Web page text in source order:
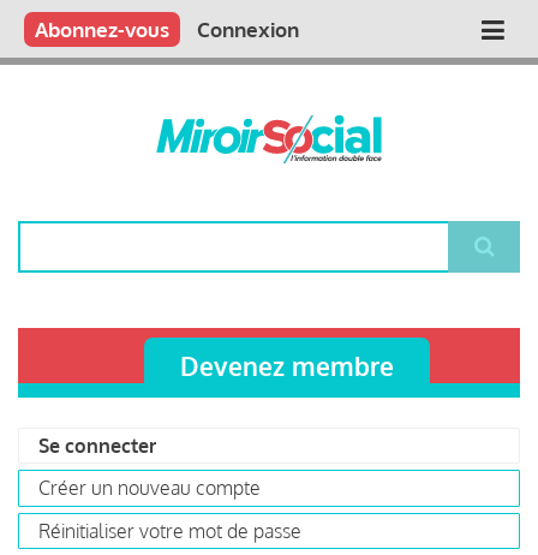
Aller
contenu
Main
Qui sommes nous ?
Vous publiez
Nous publions
Contactez-nous
Abonnez-vous Connexion
Devenez membre
Primary
tabs
Se connecter
actif)
Créer un nouveau compte
Réinitialiser votre mot de passe